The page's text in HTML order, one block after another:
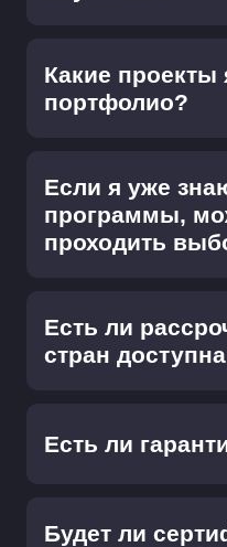
Какие проекты
портфолио?
Если я уже
программы,
проходить
Есть ли
стран
Есть ли
Будет ли